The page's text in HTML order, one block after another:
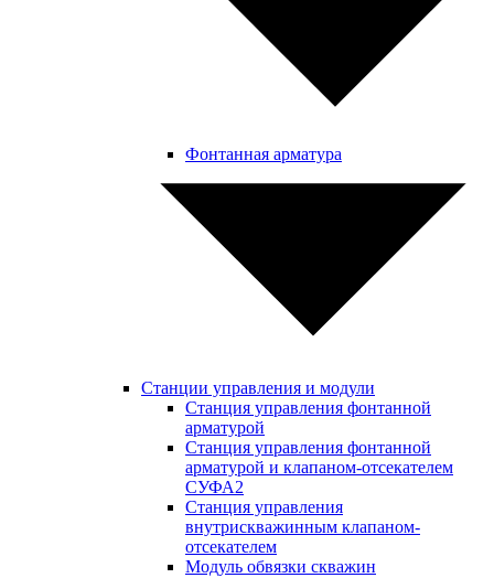
Фонтанная арматура
Станции управления и модули
Станция управления фонтанной
арматурой
Станция управления фонтанной
арматурой и клапаном-отсекателем
СУФА2
Станция управления
внутрискважинным клапаном-
отсекателем
Модуль обвязки скважин